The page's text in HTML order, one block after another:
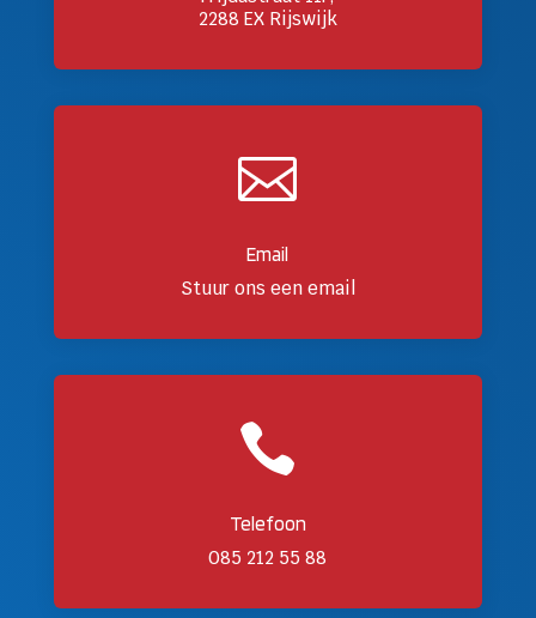
2288 EX Rijswijk

Email
Stuur ons een email

Telefoon
085 212 55 88